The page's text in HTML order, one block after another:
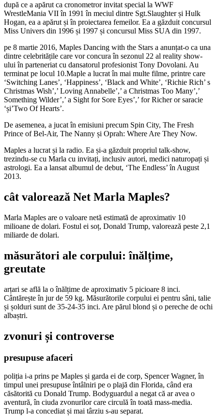
după ce a apărut ca cronometror invitat special la WWF
WrestleMania VII în 1991 în meciul dintre Sgt.Slaughter și Hulk
Hogan, ea a apărut și în proiectarea femeilor. Ea a găzduit concursul
Miss Univers din 1996 și 1997 și concursul Miss SUA din 1997.
pe 8 martie 2016, Maples Dancing with the Stars a anunțat-o ca una
dintre celebritățile care vor concura în sezonul 22 al reality show-
ului în parteneriat cu dansatorul profesionist Tony Dovolani. Au
terminat pe locul 10.Maple a lucrat în mai multe filme, printre care
‘Switching Lanes’, ‘Happiness’, ‘Black and White’, ‘Richie Rich’ s
Christmas Wish’,’ Loving Annabelle’,’ a Christmas Too Many’,’
Something Wilder’,’ a Sight for Sore Eyes’,’ for Richer or saracie
‘și’Two Of Hearts’.
De asemenea, a jucat în emisiuni precum Spin City, The Fresh
Prince of Bel-Air, The Nanny și Oprah: Where Are They Now.
Maples a lucrat și la radio. Ea și-a găzduit propriul talk-show,
trezindu-se cu Marla cu invitați, inclusiv autori, medici naturopați și
astrologi. Ea a lansat albumul de debut, ‘The Endless’ în August
2013.
cât valorează Net Marla Maples?
Marla Maples are o valoare netă estimată de aproximativ 10
milioane de dolari. Fostul ei soț, Donald Trump, valorează peste 2,1
miliarde de dolari.
măsurători ale corpului: înălțime,
greutate
arțari se află la o înălțime de aproximativ 5 picioare 8 inci.
Cântărește în jur de 59 kg. Măsurătorile corpului ei pentru sâni, talie
și șolduri sunt de 35-24-35 inci. Are părul blond și o pereche de ochi
albaștri.
zvonuri și controverse
presupuse afaceri
poliția i-a prins pe Maples și garda ei de corp, Spencer Wagner, în
timpul unei presupuse întâlniri pe o plajă din Florida, când era
căsătorită cu Donald Trump. Bodyguardul a negat că ar avea o
aventură, în ciuda zvonurilor care circulă în toată mass-media.
Trump l-a concediat și mai târziu s-au separat.